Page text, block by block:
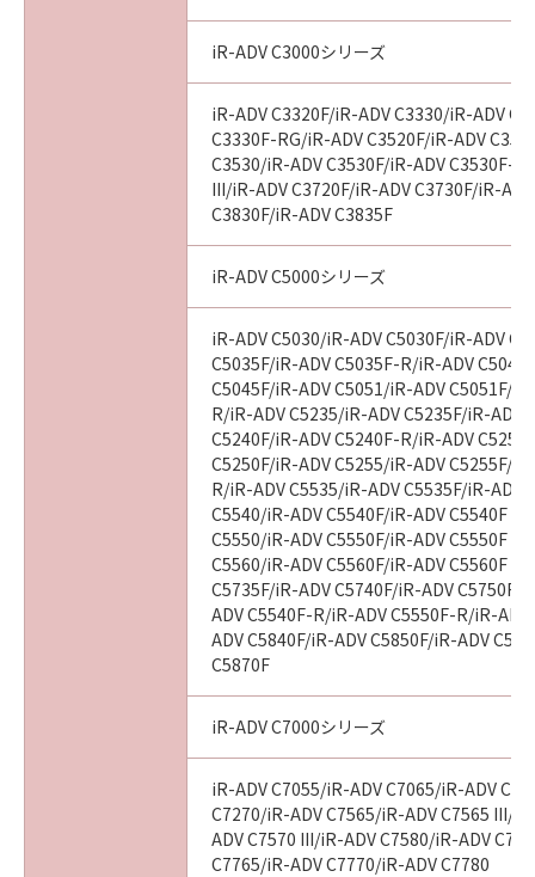
(3) キヤノン、キヤノンのライセンサー、キヤノ
売代理店または販売店のいずれも、「本ソフト
ウェア」、または「本ソフトウェア」の使用に
起因または関連してお客様と第三者との間に生
じたいかなる紛争についても、一切責任を負わ
ないものとします。
(1) 本契約書は、お客様が、『同意』を示す下
記のボタンをクリックした時点、または「本ソ
フトウェア」をインストールした時点で発効
し、下記(2)または(3)により終了されるまで有
効に存続します。
(2) お客様は、「本ソフトウェア」およびその
複製物のすべてを廃棄および消去することによ
り、本契約書を終了させることができます。
(3) お客様が本契約書のいずれかの条項に違反
した場合、本契約書は直ちに終了します。
(4) お客様は、上記(3)によって本契約書が終了
した場合、速やかに、「本ソフトウェア」およ
びその複製物のすべてを廃棄または消去するも
(5) 上記にかかわらず、本契約書第2条、第4条
から第7条まで、第8条第4項および第10条の規
定は、本契約書の終了後も効力を有します。
９．U.S. GOVERNMENT RESTRICTED RIGHTS
iR-ADV C3000シリーズ
iR-ADV C3320F/iR-ADV C3330/iR-ADV
C3330F-RG/iR-ADV C3520F/iR-ADV
C3530/iR-ADV C3530F/iR-ADV C3530F-
III/iR-ADV C3720F/iR-ADV C3730F/iR-
C3830F/iR-ADV C3835F
iR-ADV C5000シリーズ
iR-ADV C5030/iR-ADV C5030F/iR-ADV
C5035F/iR-ADV C5035F-R/iR-ADV
C5045F/iR-ADV C5051/iR-ADV C5051F/
R/iR-ADV C5235/iR-ADV C5235F/iR-ADV
C5240F/iR-ADV C5240F-R/iR-ADV
C5250F/iR-ADV C5255/iR-ADV C5255F/
R/iR-ADV C5535/iR-ADV C5535F/iR-ADV
C5540/iR-ADV C5540F/iR-ADV C5540F
C5550/iR-ADV C5550F/iR-ADV C5550F
C5560/iR-ADV C5560F/iR-ADV C5560F
C5735F/iR-ADV C5740F/iR-ADV C5750F/
ADV C5540F-R/iR-ADV C5550F-R/iR-
ADV C5840F/iR-ADV C5850F/iR-ADV
C5870F
iR-ADV C7000シリーズ
iR-ADV C7055/iR-ADV C7065/iR-ADV
C7270/iR-ADV C7565/iR-ADV C7565 III/
ADV C7570 III/iR-ADV C7580/iR-ADV
C7765/iR-ADV C7770/iR-ADV C7780